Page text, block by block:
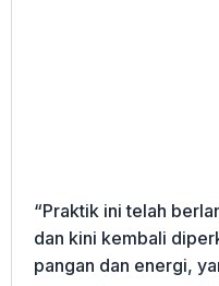
“Praktik ini telah
dan kini kembali
pangan dan energi,